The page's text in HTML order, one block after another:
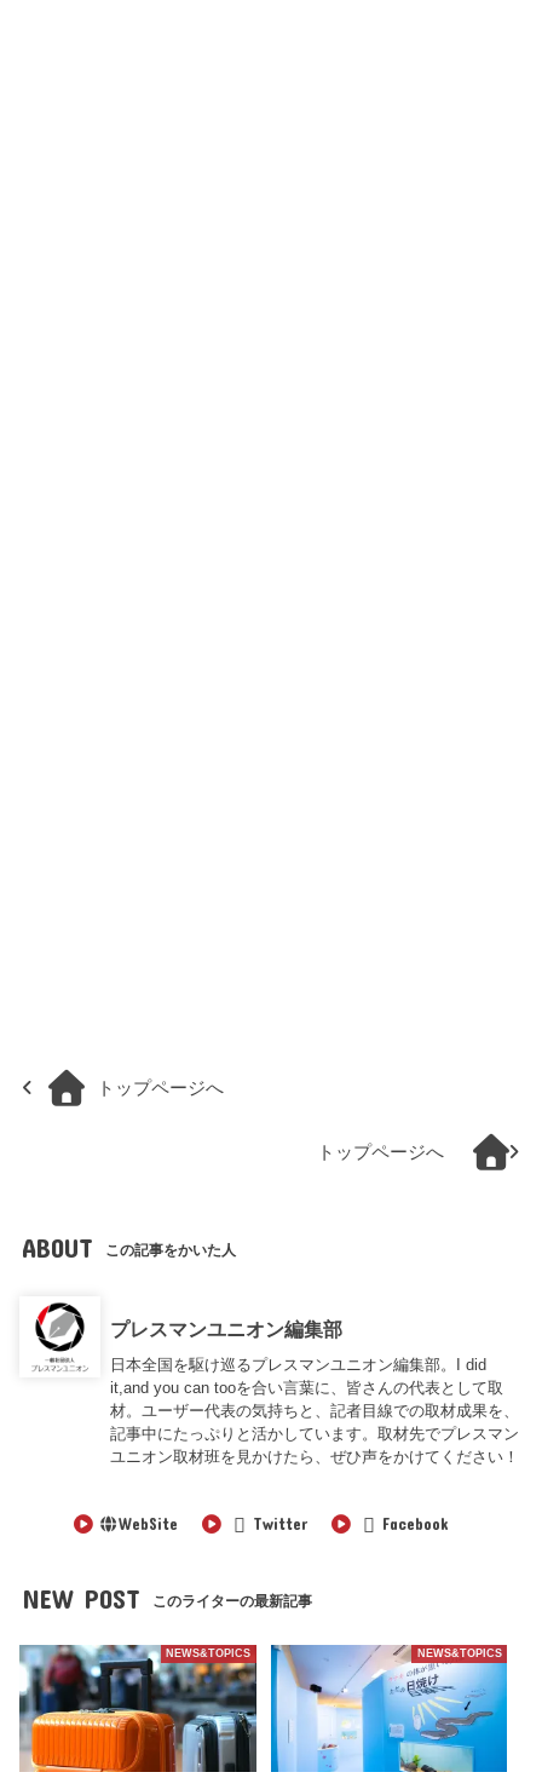
トップページへ
トップページへ
ABOUT この記事をかいた人
プレスマンユニオン編集部
日本全国を駆け巡るプレスマンユニオン編集部。I did
it,and you can tooを合い言葉に、皆さんの代表として取
材。ユーザー代表の気持ちと、記者目線での取材成果を、
記事中にたっぷりと活かしています。取材先でプレスマン
ユニオン取材班を見かけたら、ぜひ声をかけてください！
WebSite Twitter Facebook
NEW POST このライターの最新記事
NEWS&TOPICS NEWS&TOPICS